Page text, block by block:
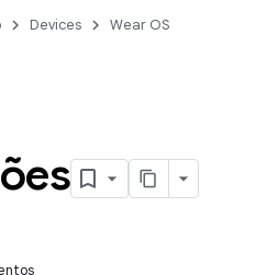
Devices Wear OS